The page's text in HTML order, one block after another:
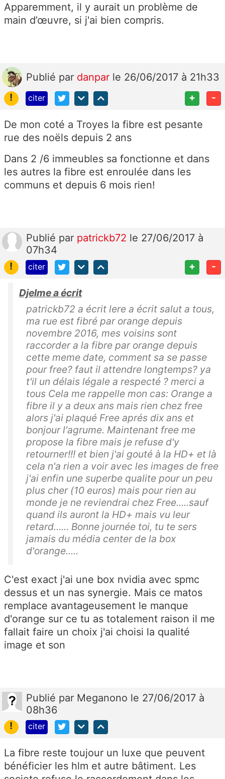
Apparemment, il y aurait un problème de
main d’œuvre, si j'ai bien compris.
Publié par danpar le 26/06/2017 à 21h33
!
citer + -
De mon coté a Troyes la fibre est pesante
rue des noëls depuis 2 ans
Dans 2 /6 immeubles sa fonctionne et dans
les autres la fibre est enroulée dans les
communs et depuis 6 mois rien!
Publié par patrickb72 le 27/06/2017 à
07h34
!
citer + -
Djelme a écrit
patrickb72 a écrit lere a écrit salut a tous,
ma rue est fibré par orange depuis
novembre 2016, mes voisins sont
raccorder a la fibre par orange depuis
cette meme date, comment sa se passe
pour free? faut il attendre longtemps? ya
t'il un délais légale a respecté ? merci a
tous Cela me rappelle mon cas: Orange a
fibre il y a deux ans mais rien chez free
alors j'ai plaqué Free aprés dix ans et
bonjour l'agrume. Maintenant free me
propose la fibre mais je refuse d'y
retourner!!! et bien j'ai gouté à la HD+ et là
cela n'a rien a voir avec les images de free
j'ai enfin une superbe qualite pour un peu
plus cher (10 euros) mais pour rien au
monde je ne reviendrai chez Free.....sauf
quand ils auront la HD+ mais vu leur
retard...... Bonne journée toi, tu te sers
jamais du média center de la box
d'orange.....
C'est exact j'ai une box nvidia avec spmc
dessus et un nas synergie. Mais ce matos
remplace avantageusement le manque
d'orange sur ce tu as totalement raison il me
fallait faire un choix j'ai choisi la qualité
image et son
Publié par Meganono le 27/06/2017 à
08h36
!
citer
La fibre reste toujour un luxe que peuvent
bénéficier les hlm et autre bâtiment. Les